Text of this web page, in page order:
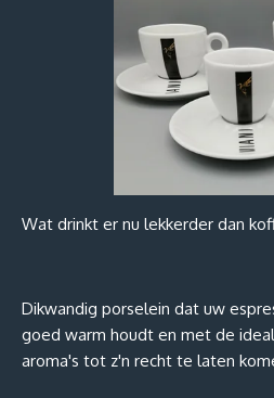
Wat drinkt er nu lekkerder dan
Dikwandig porselein dat uw
goed warm houdt en met de
aroma's tot z'n recht te laten